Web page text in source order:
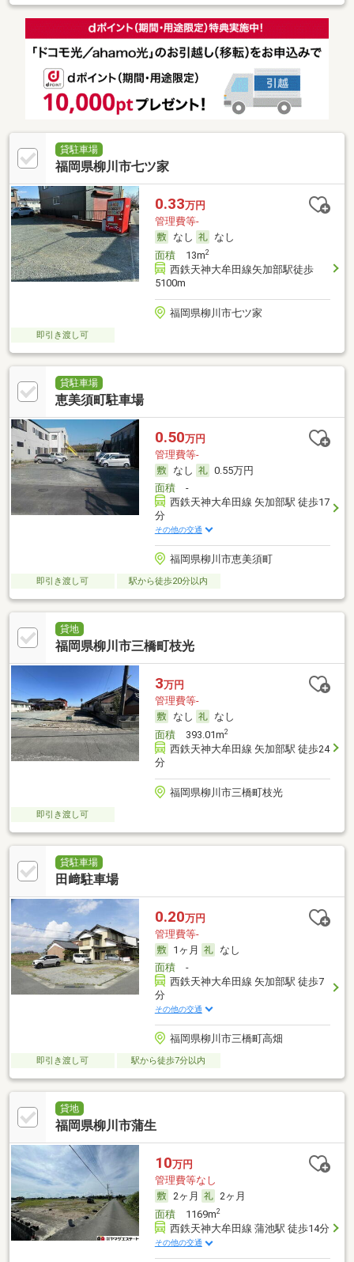
貸駐車場
福岡県柳川市七ツ家
0.33万円
管理費等-
なし
なし
面積13m2
西鉄天神大牟田線矢加部駅徒歩
5100m
福岡県柳川市七ツ家
即引き渡し可
貸駐車場
恵美須町駐車場
0.50万円
管理費等-
なし
0.55万円
面積-
西鉄天神大牟田線 矢加部駅 徒歩17
分
その他の交通
福岡県柳川市恵美須町
即引き渡し可 駅から徒歩20分以内
貸地
福岡県柳川市三橋町枝光
3万円
管理費等-
なし
なし
面積393.01m2
西鉄天神大牟田線 矢加部駅 徒歩24
分
福岡県柳川市三橋町枝光
即引き渡し可
貸駐車場
田﨑駐車場
0.20万円
管理費等-
1ヶ月
なし
面積-
西鉄天神大牟田線 矢加部駅 徒歩7
分
その他の交通
福岡県柳川市三橋町高畑
即引き渡し可 駅から徒歩7分以内
貸地
福岡県柳川市蒲生
10万円
管理費等なし
2ヶ月
2ヶ月
面積1169m2
西鉄天神大牟田線 蒲池駅 徒歩14分
その他の交通